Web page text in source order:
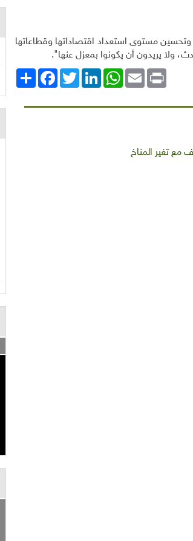
مستوى استعداد اقتصاداتها وقطاعاتها
ولا يريدون أن يكونوا بمعزل عنها".
انشر
FacebookTwitterLinkedIn
WhatsAppEmail Print
مع تغير المناخ